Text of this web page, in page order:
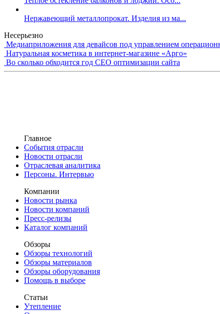
Нержавеющий металлопрокат. Изделия из ма...
Несерьезно
Медиаприложения для девайсов под управлением
Натуральная косметика в интернет-магазине «Арго»
Во сколько обходится год СЕО оптимизации сайта
Главное
События отрасли
Новости отрасли
Отраслевая аналитика
Персоны. Интервью
Компании
Новости рынка
Новости компаний
Пресс-релизы
Каталог компаний
Обзоры
Обзоры технологий
Обзоры материалов
Обзоры оборудования
Помощь в выборе
Статьи
Утепление